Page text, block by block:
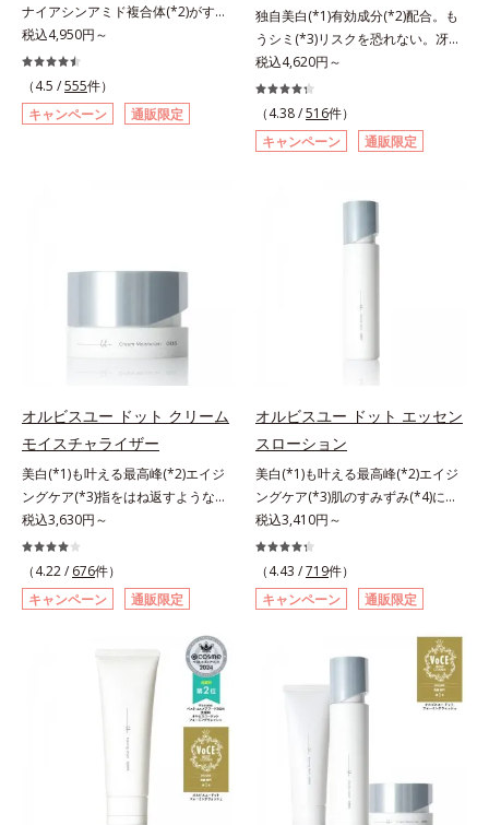
肌へ導きます。さらに落ちにくくす
るとキシキシし、塗りごこちを優先
すると膜がくずれやすくなる日焼け
止めのジレンマを解消すべく試作を
重ね、落ちにくくのびのよいみずみ
ずしいテクスチャーを追求しまし
ンの生成を抑え、シミ・ソバカスを
防ぐ*2 化粧膜のくずれにくさ、肌
をうるおして保護すること*3 オル
ビス内最高の紫外線カットレベル*4
なり始めることおよび表面に新たな
膜ができ始めることで膜が強くくず
れにくくなり、密閉することで保湿
成分を浸透促進すること（角層ま
で）*5 保湿成分*6 角層まで＜使用
量目安＞大きめのパール1粒程度
※全顔使用の場合＜使用ステップ＞
洗顔料 ⇒ 化粧水 ⇒ 保湿液 ⇒オル
ビス リンクルブライトUVプロテク
ター N各商品の詳しい情報は商品ペ
ージをご覧ください。・BEAUTY夏
に、シリーズ共通の美容成分(*7)
「GLルートブースター(*9)」を配合
することで、肌のふっくら感や透明
感を叶えます。美白ケアしながら多
角的なエイジングケアが叶うシリー
ズに。3ステップで上向き(*10)のハ
リと透明感を。効果的なシナジー設
援します。*1 メラニンの生成を抑
シュ除く）*2 オルビス内スキンケ
る*5 乾燥、ハリ・ツヤのなさ
*6 乾燥による*7 保湿成分*8
ロニセラカエルレア果汁、ノバラエ
メマツヨイグサ抽出液、スイカズラ
エキス配合＝角層のすみずみまで水
分・油分を保ち、ハリ・ツヤを与え
る保湿成分*10 気持ちのことアレ
ルギーテスト済＝全ての方にアレル
ギーが起こらないということではあ
りません。
ナイアシンアミド複合体(*2)がすば
やく浸透(*3)。ピンと、パッと。大
人の肌にハリ感を。シワ改善×美白
(*1)美容液。ポーラ化成 研究所の独
自研究で見出した、速攻型ナイアシ
ンアミド複合体(*2)と浸透サポート
メラニン生成を防ぎ未来のシミ・ソ
バカスを予防します。さらに独自研
究に基づいた浸透型ハリ保湿成分
(*6)で大人肌にハリ感をプラス。す
で、"顔全体にご使用いただける設
計"。見えているシワはもちろん、
自分では気づきにくい死角のシワの
改善にも効果を発揮します。*1 メ
ラニンの生成を抑え、シミ・ソバカ
スを防ぐ*2 ナイアシンアミド（有
効成分）、水添大豆リン脂質、フィ
トステロール、水（基剤）、
BG（保湿）*3 角層まで*4 K石けん
素地、ホホバアルコール、トリステ
アリン酸デカグリセリル（基剤）*5
角層の範囲内における自社従来品処
方との比較*6 ドクダミエキス、シ
クロヘキサンジカルボン酸ビスエト
キシジグリコール（保湿）＜使用量
目安＞パール1粒程度＜ご使用ステ
ップ＞洗顔料 ⇒ 化粧水 ⇒ ザ リン
クルセラム ⇒ 保湿液＜1商品あたり
税込4,950円～
（4.5 /555件）
キャンペーン
通販限定
独自美白(*1)有効成分(*2)配合。も
うシミ(*3)リスクを恐れない。冴え
わたる透明美肌(*4)へ。先端肌科学
が導く、透明感あふれる輝き(*4)
へ。今の自分の肌も未来の肌もあき
らめない、自分史上最高の冴えわた
る透明美肌(*4)を目指すには、美肌
ミを予防するお手入れを続けること
ーラ・オルビスグループ独自の美白
ミの原因になると考えられる“メラ
ニンの塊”を居座らせない(*1)、粉砕
と排出サポート(*5)の2ステップで
メラニンの蓄積を抑え、シミ・ソバ
カスを防ぎます。さらに、「アルテ
アネスレ(*6)」を配合し、うるおい
に満ちた自分本来の澄み渡るような
透明感を目指します。手に取った
時、なじませた時、後肌、と3段階
に変化するテクスチャーは、肌にす
ばやくなじみ、毎日の美白ケアを楽
しくする使いごこちを叶えました。
*1 メラニンの蓄積を抑え、シミ・
ソバカスを防ぐ*2 デクスパンテノ
ールW*3 これからできるシミのこ
と*4 うるおいによる透明感のある
肌*5 ターンオーバーを促進して、
メラニンの塊を微細化すること*6
品の詳しい情報は商品ページをご覧
ください。・BEAUTY夏祭りは、こ
税込4,620円～
（4.38 /516件）
キャンペーン
通販限定
オルビスユー ドット クリーム
モイスチャライザー
美白(*1)も叶える最高峰(*2)エイジ
ングケア(*3)指をはね返すような弾
力感が宿るハリ感 濃密フィットク
リーム。ハリも透明感(*4)も結果主
義。年齢サイン(*5)の因子に着目し
た肌科学エイジングケア(*3)シリー
ズ。オルビスユー ドットシリーズ
は、年齢による肌悩み一つ一つを対
処するのではなく、肌で起きている
ことの根本原因に着目。加齢ととも
に現れる年齢サインについて研究を
進めたところ、弾力感のない状態で
ある「ハリのなさ」や、くすみ(*6)
などが現れている状態である「透明
感のなさ」が、大人の肌印象に大き
税込3,630円～
（4.22 / 676件）
キャンペーン
通販限定
オルビスユー ドット エッセン
スローション
美白(*1)も叶える最高峰(*2)エイジ
ングケア(*3)肌のすみずみ(*4)にし
みわたるうるおい充満ローション。
ハリも透明感(*5)も結果主義。年齢
サイン(*6)の因子に着目した肌科学
エイジングケア(*3)シリーズ。オル
ビスユー ドットシリーズは、年齢
による肌悩み一つ一つを対処するの
ではなく、肌で起きていることの根
本原因に着目。加齢とともに現れる
年齢サインについて研究を進めたと
リのなさ」や、くすみ(*7)などが現
れている状態である「透明感のな
さ」が、大人の肌印象に大きな影響
を与えていることがわかりました。
税込3,410円～
（4.43 /719件）
キャンペーン
通販限定